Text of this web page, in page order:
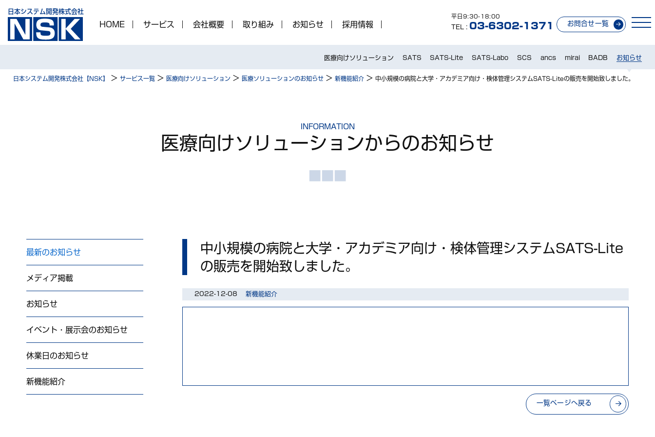
日本システム開発株式会社
HOME サービス 会社概要 取り組み お知らせ 採用情報
平日9:30-18:00
TEL : 03-6302-1371 お問合せ一覧
医療向けソリューション SATS SATS-Lite SATS-Labo SCS ancs mirai BADB お知らせ
日本システム開発株式会社【NSK】 > サービス一覧> 医療向けソリューション> 医療ソリューションのお知らせ> 新機能紹介> 中小規模の病院と大学・アカデミア向け・検体管理システムSATS-Liteの販売を開始致しました。
INFORMATION
医療向けソリューションからのお知らせ
最新のお知らせ
メディア掲載
お知らせ
イベント・展示会のお知らせ
休業日のお知らせ
新機能紹介
中小規模の病院と大学・アカデミア向け・検体管理システムSATS-Lite
の販売を開始致しました。
2022-12-08 新機能紹介
一覧ページへ戻る